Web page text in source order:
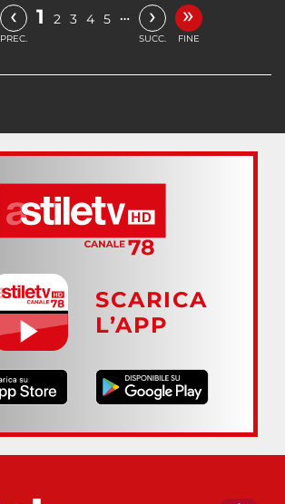
‹
PREC.
1 2 3 4 5 … ›
SUCC.
»
FINE
SCARICA
L’APP